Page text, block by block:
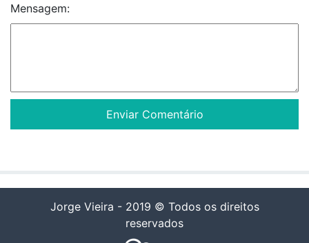
Mensagem:
Jorge Vieira - 2019 © Todos os direitos
reservados